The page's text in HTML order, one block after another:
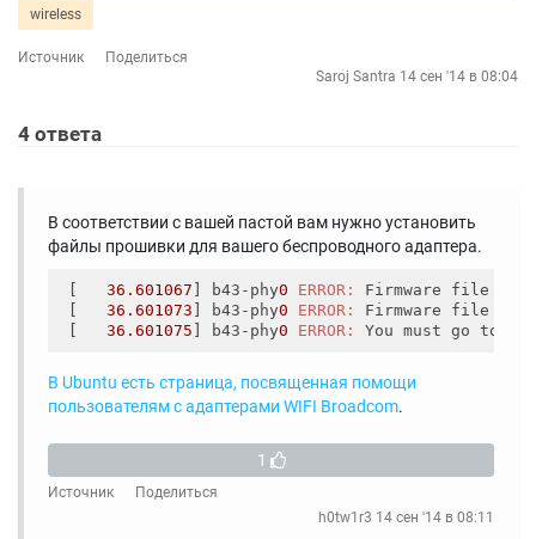
wireless
Источник
Поделиться
Saroj Santra 14 сен '14 в 08:04
4 ответа
В соответствии с вашей пастой вам нужно установить
файлы прошивки для вашего беспроводного адаптера.
[ 36.601067 ] b43-phy0 ERROR: Firmware file
[ 36.601073 ] b43-phy0 ERROR: Firmware file
[ 36.601075 ] b43-phy0 ERROR: You must go to
В Ubuntu есть страница, посвященная помощи
пользователям с адаптерами WIFI Broadcom.
1
Источник
Поделиться
h0tw1r3 14 сен '14 в 08:11